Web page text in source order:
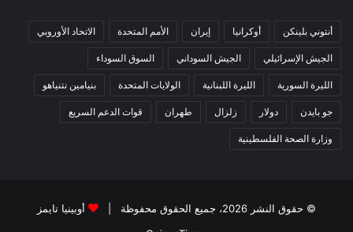
أنتوني بلينكن أوكرانيا إيران الأمم المتحدة الاتحاد الأوروبي
الجيش الإسرائيلي الجيش السوداني السوق السوداء
الليرة السورية الليرة اللبنانية الولايات المتحدة بنيامين نتنياهو
جو بايدن دولار زلزال طهران قوات الدعم السريع
وزارة الصحة الفلسطينية
© حقوق النشر 2026، جميع الحقوق محفوظة |
أوبينيا تايمز